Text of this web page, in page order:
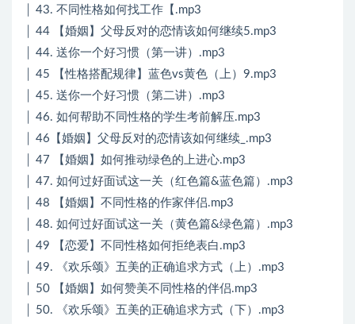
│ 43. 不同性格如何找工作【.mp3
│ 44 【婚姻】父母反对的恋情该如何继续5.mp3
│ 44. 送你一个好习惯（第一讲）.mp3
│ 45 【性格搭配规律】蓝色vs黄色（上）9.mp3
│ 45. 送你一个好习惯（第二讲）.mp3
│ 46. 如何帮助不同性格的学生考前解压.mp3
│ 46【婚姻】父母反对的恋情该如何继续_.mp3
│ 47 【婚姻】如何推动绿色的上进心.mp3
│ 47. 如何过好面试这一关（红色篇&蓝色篇）.mp3
│ 48 【婚姻】不同性格的作家伴侣.mp3
│ 48. 如何过好面试这一关（黄色篇&绿色篇）.mp3
│ 49 【恋爱】不同性格如何拒绝表白.mp3
│ 49. 《欢乐颂》五美的正确追求方式（上）.mp3
│ 50 【婚姻】如何赞美不同性格的伴侣.mp3
│ 50. 《欢乐颂》五美的正确追求方式（下）.mp3